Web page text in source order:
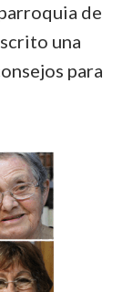
de
una
para